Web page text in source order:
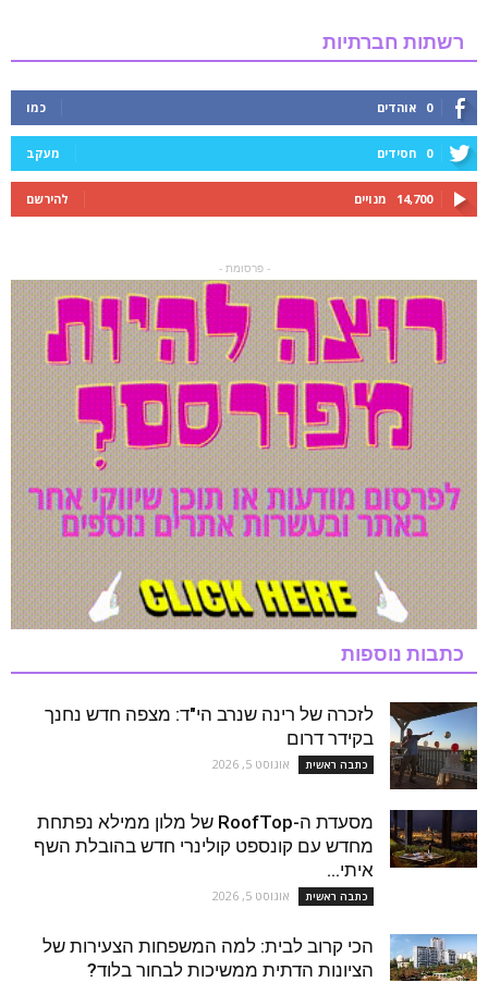
רשתות חברתיות
0 אוהדים כמו
0 חסידים מעקב
14,700 מנויים להירשם
- פרסומת -
כתבות נוספות
לזכרה של רינה שנרב הי"ד: מצפה חדש נחנך
בקידר דרום
כתבה ראשית אוגוסט 5, 2026
מסעדת ה-RoofTop של מלון ממילא נפתחת
מחדש עם קונספט קולינרי חדש בהובלת השף
איתי...
כתבה ראשית אוגוסט 5, 2026
הכי קרוב לבית: למה המשפחות הצעירות של
הציונות הדתית ממשיכות לבחור בלוד?